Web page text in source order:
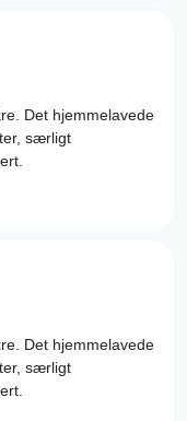
Det hjemmelavede
særligt
Det hjemmelavede
særligt